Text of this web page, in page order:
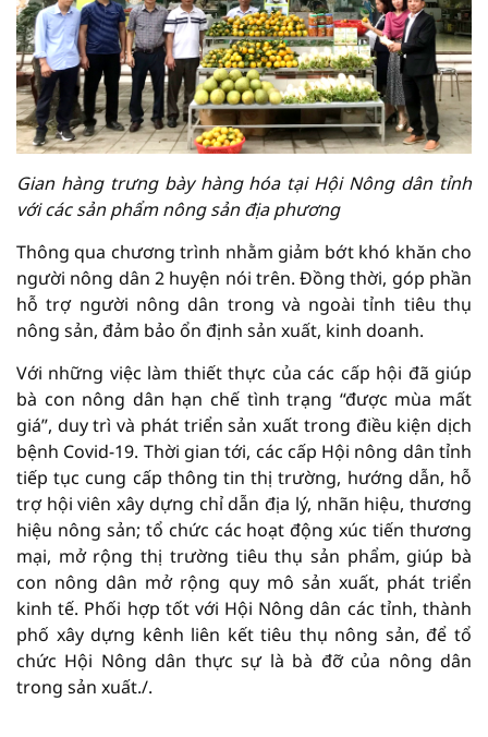
Gian hàng trưng bày hàng hóa tại Hội Nông dân tỉnh
với các sản phẩm nông sản địa phương
Thông qua chương trình nhằm giảm bớt khó khăn cho
người nông dân 2 huyện nói trên. Đồng thời, góp phần
hỗ trợ người nông dân trong và ngoài tỉnh tiêu thụ
nông sản, đảm bảo ổn định sản xuất, kinh doanh.
Với những việc làm thiết thực của các cấp hội đã giúp
bà con nông dân hạn chế tình trạng “được mùa mất
giá”, duy trì và phát triển sản xuất trong điều kiện dịch
bệnh Covid-19. Thời gian tới, các cấp Hội nông dân tỉnh
tiếp tục cung cấp thông tin thị trường, hướng dẫn, hỗ
trợ hội viên xây dựng chỉ dẫn địa lý, nhãn hiệu, thương
hiệu nông sản; tổ chức các hoạt động xúc tiến thương
mại, mở rộng thị trường tiêu thụ sản phẩm, giúp bà
con nông dân mở rộng quy mô sản xuất, phát triển
kinh tế. Phối hợp tốt với Hội Nông dân các tỉnh, thành
phố xây dựng kênh liên kết tiêu thụ nông sản, để tổ
chức Hội Nông dân thực sự là bà đỡ của nông dân
trong sản xuất./.